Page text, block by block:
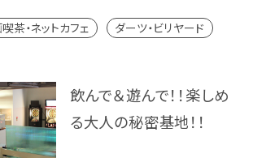
茶・ネットカフェ ダーツ・ビリヤード
飲んで＆遊んで！！楽しめ
る大人の秘密基地！！